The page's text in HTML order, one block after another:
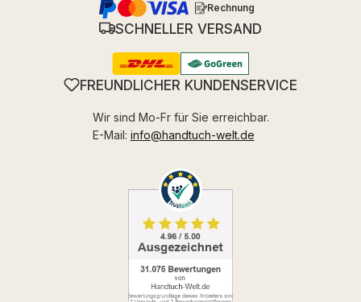
Rechnung
SCHNELLER VERSAND
FREUNDLICHER KUNDENSERVICE
Wir sind Mo-Fr für Sie erreichbar.
E-Mail: info@handtuch-welt.de